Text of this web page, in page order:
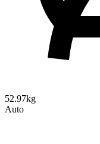
52.97kg
Auto